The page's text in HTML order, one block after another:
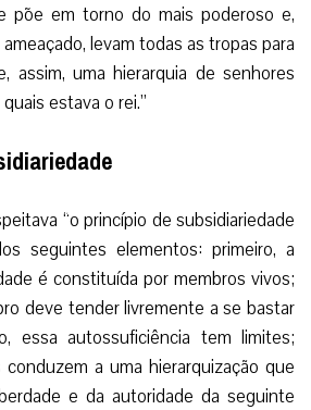
põe em torno do mais poderoso e,
levam todas as tropas para
assim, uma hierarquia de senhores
estava o rei.”
“o princípio de subsidiariedade
seguintes elementos: primeiro, a
é constituída por membros vivos;
deve tender livremente a se bastar
essa autossuficiência tem limites;
a uma hierarquização que
e da autoridade da seguinte